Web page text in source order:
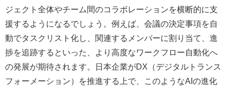
ジェクト全体やチーム間のコラボレーションを横断的に支
援するようになるでしょう。例えば、会議の決定事項を自
動でタスクリスト化し、関連するメンバーに割り当て、進
捗を追跡するといった、より高度なワークフロー自動化へ
の発展が期待されます。日本企業がDX（デジタルトランス
フォーメーション）を推進する上で、このようなAIの進化